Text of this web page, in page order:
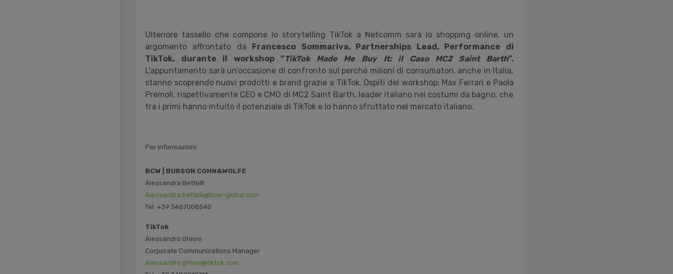
Ulteriore tassello che compone lo storytelling TikTok a Netcomm sarà lo shopping online, un
argomento affrontato da Francesco Sommariva, Partnerships Lead, Performance di
TikTok, durante il workshop “TikTok Made Me Buy It: il Caso MC2 Saint Barth”.
L'appuntamento sarà un’occasione di confronto sul perché milioni di consumatori, anche in Italia,
stanno scoprendo nuovi prodotti e brand grazie a TikTok. Ospiti del workshop: Max Ferrari e Paola
Premoli, rispettivamente CEO e CMO di MC2 Saint Barth, leader italiano nei costumi da bagno, che
tra i primi hanno intuito il potenziale di TikTok e lo hanno sfruttato nel mercato italiano.
Per informazioni:
BCW | BURSON COHN&WOLFE
Alessandra Bettelli
Alessandra.bettelli@bcw-global.com
Tel. +39 3467008540
TikTok
Alessandro Ghioni
Corporate Communications Manager
Alessandro.ghioni@tiktok.com